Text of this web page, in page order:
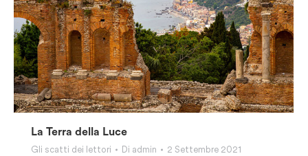
La Terra della Luce
Gli scatti dei lettori Di admin 2 Settembre 2021